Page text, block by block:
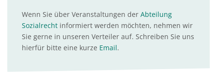
Wenn Sie über Veranstaltungen der Abteilung
Sozialrecht informiert werden möchten, nehmen wir
Sie gerne in unseren Verteiler auf. Schreiben Sie uns
hierfür bitte eine kurze Email.